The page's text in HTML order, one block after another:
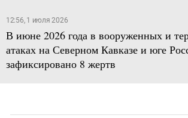
12:56, 1 июля 2026
В июне 2026 года в вооруженных и
атаках на Северном Кавказе и юге
зафиксировано 8 жертв